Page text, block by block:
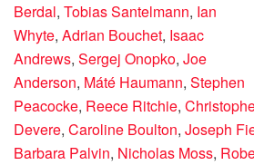
Berdal, Tobias Santelmann, Ian
Whyte, Adrian Bouchet, Isaac
Andrews, Sergej Onopko, Joe
Anderson, Máté Haumann, Stephen
Peacocke, Reece Ritchie,
Devere, Caroline Boulton, Joseph
Barbara Palvin, Nicholas Moss,